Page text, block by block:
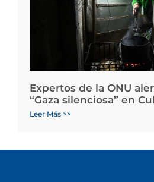
Expertos de la ONU
“Gaza silenciosa” en
Leer Más >>